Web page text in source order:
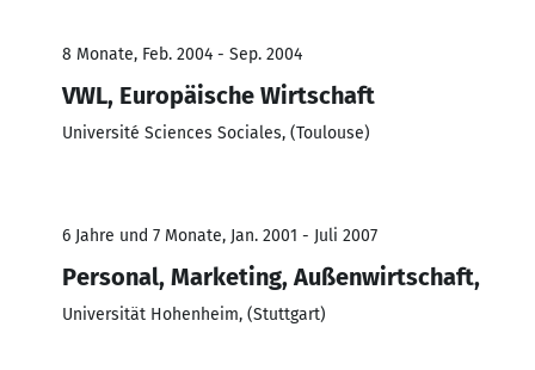
8 Monate, Feb. 2004 - Sep. 2004
VWL, Europäische Wirtschaft
Université Sciences Sociales, (Toulouse)
6 Jahre und 7 Monate, Jan. 2001 - Juli 2007
Personal, Marketing, Außenwirtschaft,
Universität Hohenheim, (Stuttgart)